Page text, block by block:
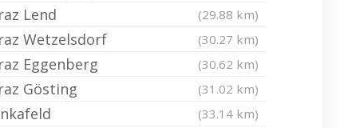
Lend (29.88 km)
Wetzelsdorf (30.27 km)
Eggenberg (30.62 km)
Gösting (31.02 km)
(33.14 km)